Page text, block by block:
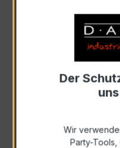
Scheinleistung (VA)
Auswahl
Der
Wir
Party-